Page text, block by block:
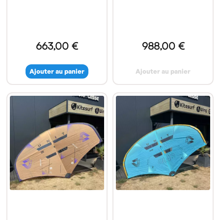
663,00 €
Ajouter au panier
988,00 €
Ajouter au panier